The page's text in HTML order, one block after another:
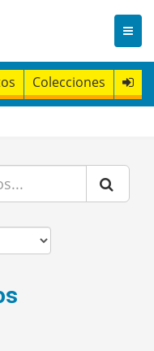
Colecciones